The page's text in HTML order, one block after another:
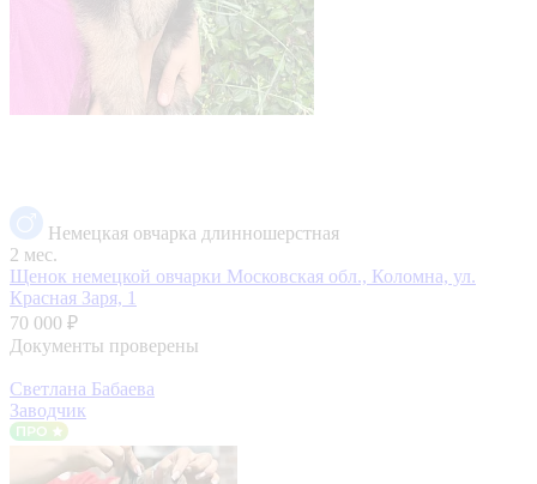
Немецкая овчарка длинношерстная
2 мес.
Щенок немецкой овчарки Московская обл., Коломна, ул.
Красная Заря, 1
70 000 ₽
Документы проверены
Светлана Бабаева
Заводчик